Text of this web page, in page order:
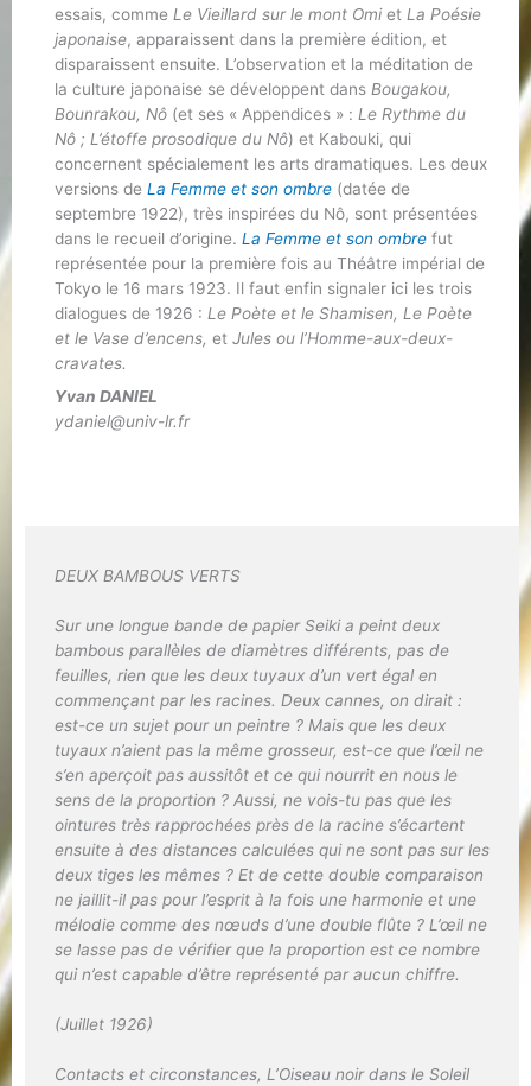
essais, comme Le Vieillard sur le mont Omiet La Poésie
japonaise, apparaissent dans la première édition, et
disparaissent ensuite. L’observation et la méditation de
la culture japonaise se développent dans Bougakou,
Bounrakou, Nô(et ses « Appendices » : Le Rythme du
Nô ; L’étoffe prosodique du Nô) et Kabouki, qui
concernent spécialement les arts dramatiques. Les deux
versions de La Femme et son ombre(datée de
septembre 1922), très inspirées du Nô, sont présentées
dans le recueil d’origine. La Femme et son ombrefut
représentée pour la première fois au Théâtre impérial de
Tokyo le 16 mars 1923. Il faut enfin signaler ici les trois
dialogues de 1926 : Le Poète et le Shamisen, Le Poète
et le Vase d’encens, et Jules ou l’Homme-aux-deux-
cravates.
Yvan DANIEL
ydaniel@univ-lr.fr
DEUX BAMBOUS VERTS
Sur une longue bande de papier Seiki a peint deux
bambous parallèles de diamètres différents, pas de
feuilles, rien que les deux tuyaux d’un vert égal en
commençant par les racines. Deux cannes, on dirait :
est-ce un sujet pour un peintre ? Mais que les deux
tuyaux n’aient pas la même grosseur, est-ce que l’œil ne
s’en aperçoit pas aussitôt et ce qui nourrit en nous le
sens de la proportion ? Aussi, ne vois-tu pas que les
ointures très rapprochées près de la racine s’écartent
ensuite à des distances calculées qui ne sont pas sur les
deux tiges les mêmes ? Et de cette double comparaison
ne jaillit-il pas pour l’esprit à la fois une harmonie et une
mélodie comme des nœuds d’une double flûte ? L’œil ne
se lasse pas de vérifier que la proportion est ce nombre
qui n’est capable d’être représenté par aucun chiffre.
(Juillet 1926)
Contacts et circonstances, L’Oiseau noir dans le Soleil